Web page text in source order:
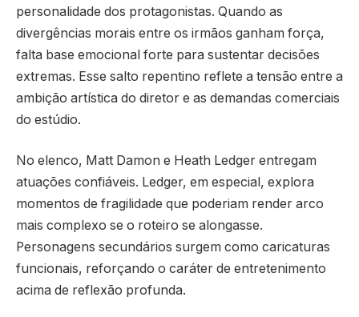
personalidade dos protagonistas. Quando as
divergências morais entre os irmãos ganham força,
falta base emocional forte para sustentar decisões
extremas. Esse salto repentino reflete a tensão entre a
ambição artística do diretor e as demandas comerciais
do estúdio.
No elenco, Matt Damon e Heath Ledger entregam
atuações confiáveis. Ledger, em especial, explora
momentos de fragilidade que poderiam render arco
mais complexo se o roteiro se alongasse.
Personagens secundários surgem como caricaturas
funcionais, reforçando o caráter de entretenimento
acima de reflexão profunda.